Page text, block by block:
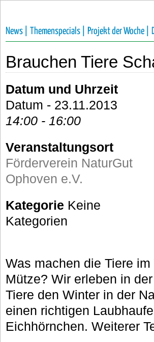
News | Themenspecials | Projekt der Woche |
Brauchen Tiere
Datum und Uhrzeit
Datum - 23.11.2013
14:00 - 16:00
Veranstaltungsort
Förderverein NaturGut
Ophoven e.V.
Kategorie Keine
Kategorien
Was machen die Tiere
Mütze? Wir erleben in
Tiere den Winter in der
einen richtigen
Eichhörnchen. Weiterer